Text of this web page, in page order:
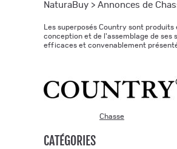
NaturaBuy > Annonces de
Les superposés Country sont
conception et de l'assemblage de ses
efficaces et convenablement
Chasse
CATÉGORIES